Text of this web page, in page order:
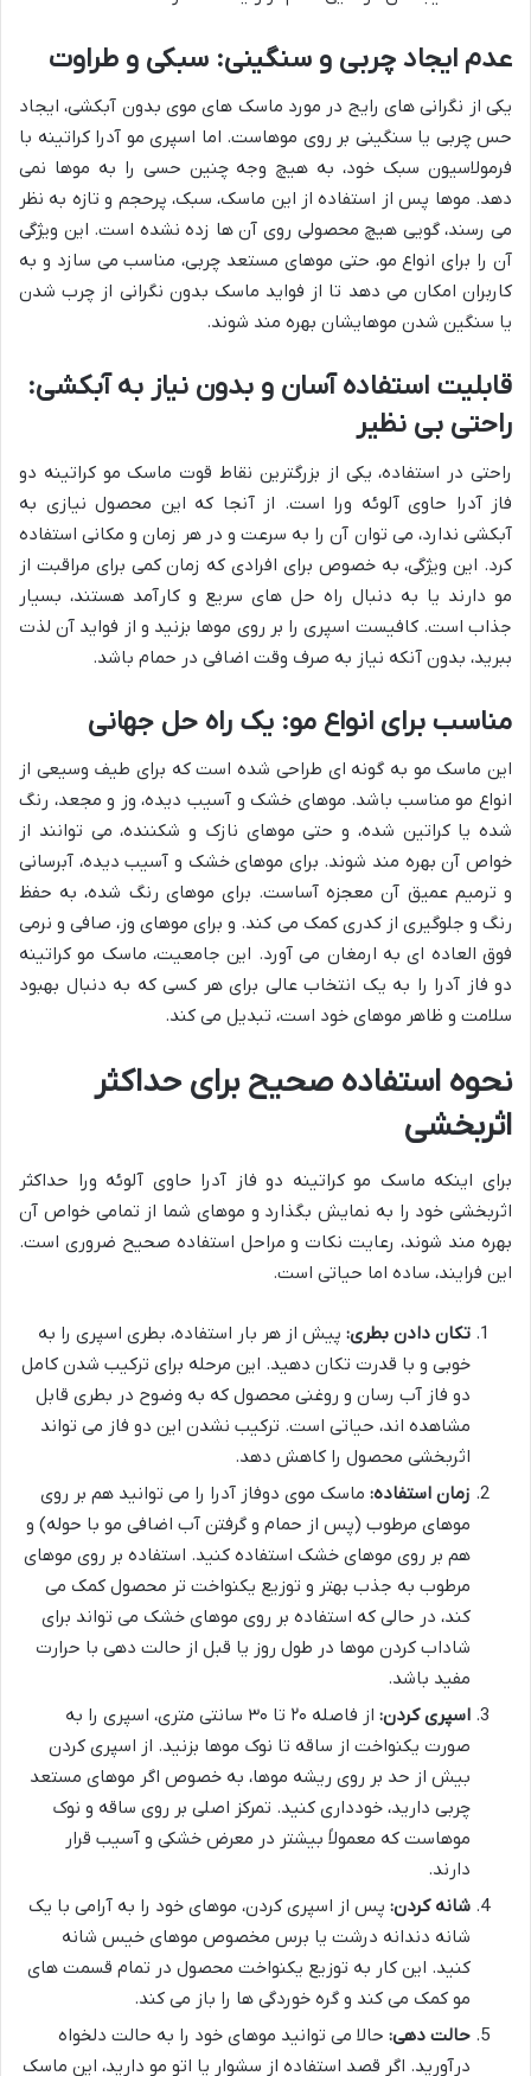
عدم ایجاد چربی و سنگینی: سبکی و طراوت
یکی از نگرانی های رایج در مورد ماسک های موی بدون آبکشی، ایجاد
حس چربی یا سنگینی بر روی موهاست. اما اسپری مو آدرا کراتینه با
فرمولاسیون سبک خود، به هیچ وجه چنین حسی را به موها نمی
دهد. موها پس از استفاده از این ماسک، سبک، پرحجم و تازه به نظر
می رسند، گویی هیچ محصولی روی آن ها زده نشده است. این ویژگی
آن را برای انواع مو، حتی موهای مستعد چربی، مناسب می سازد و به
کاربران امکان می دهد تا از فواید ماسک بدون نگرانی از چرب شدن
یا سنگین شدن موهایشان بهره مند شوند.
قابلیت استفاده آسان و بدون نیاز به آبکشی:
راحتی بی نظیر
راحتی در استفاده، یکی از بزرگترین نقاط قوت ماسک مو کراتینه دو
فاز آدرا حاوی آلوئه ورا است. از آنجا که این محصول نیازی به
آبکشی ندارد، می توان آن را به سرعت و در هر زمان و مکانی استفاده
کرد. این ویژگی، به خصوص برای افرادی که زمان کمی برای مراقبت از
مو دارند یا به دنبال راه حل های سریع و کارآمد هستند، بسیار
جذاب است. کافیست اسپری را بر روی موها بزنید و از فواید آن لذت
ببرید، بدون آنکه نیاز به صرف وقت اضافی در حمام باشد.
مناسب برای انواع مو: یک راه حل جهانی
این ماسک مو به گونه ای طراحی شده است که برای طیف وسیعی از
انواع مو مناسب باشد. موهای خشک و آسیب دیده، وز و مجعد، رنگ
شده یا کراتین شده، و حتی موهای نازک و شکننده، می توانند از
خواص آن بهره مند شوند. برای موهای خشک و آسیب دیده، آبرسانی
و ترمیم عمیق آن معجزه آساست. برای موهای رنگ شده، به حفظ
رنگ و جلوگیری از کدری کمک می کند. و برای موهای وز، صافی و نرمی
فوق العاده ای به ارمغان می آورد. این جامعیت، ماسک مو کراتینه
دو فاز آدرا را به یک انتخاب عالی برای هر کسی که به دنبال بهبود
سلامت و ظاهر موهای خود است، تبدیل می کند.
نحوه استفاده صحیح برای حداکثر
اثربخشی
برای اینکه ماسک مو کراتینه دو فاز آدرا حاوی آلوئه ورا حداکثر
اثربخشی خود را به نمایش بگذارد و موهای شما از تمامی خواص آن
بهره مند شوند، رعایت نکات و مراحل استفاده صحیح ضروری است.
این فرایند، ساده اما حیاتی است.
تکان دادن بطری: پیش از هر بار استفاده، بطری اسپری را به
خوبی و با قدرت تکان دهید. این مرحله برای ترکیب شدن کامل
دو فاز آب رسان و روغنی محصول که به وضوح در بطری قابل
مشاهده اند، حیاتی است. ترکیب نشدن این دو فاز می تواند
اثربخشی محصول را کاهش دهد.
زمان استفاده: ماسک موی دوفاز آدرا را می توانید هم بر روی
موهای مرطوب (پس از حمام و گرفتن آب اضافی مو با حوله) و
هم بر روی موهای خشک استفاده کنید. استفاده بر روی موهای
مرطوب به جذب بهتر و توزیع یکنواخت تر محصول کمک می
کند، در حالی که استفاده بر روی موهای خشک می تواند برای
شاداب کردن موها در طول روز یا قبل از حالت دهی با حرارت
مفید باشد.
اسپری کردن:
از فاصله ۲۰ تا ۳۰ سانتی متری، اسپری را به
صورت یکنواخت از ساقه تا نوک موها بزنید. از اسپری کردن
بیش از حد بر روی ریشه موها، به خصوص اگر موهای مستعد
چربی دارید، خودداری کنید. تمرکز اصلی بر روی ساقه و نوک
موهاست که معمولاً بیشتر در معرض خشکی و آسیب قرار
دارند.
شانه کردن: پس از اسپری کردن، موهای خود را به آرامی با یک
شانه دندانه درشت یا برس مخصوص موهای خیس شانه
کنید. این کار به توزیع یکنواخت محصول در تمام قسمت های
مو کمک می کند و گره خوردگی ها را باز می کند.
حالت دهی: حالا می توانید موهای خود را به حالت دلخواه
درآورید. اگر قصد استفاده از سشوار یا اتو مو دارید، این ماسک